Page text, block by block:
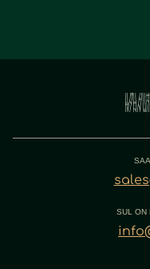
SUL ON